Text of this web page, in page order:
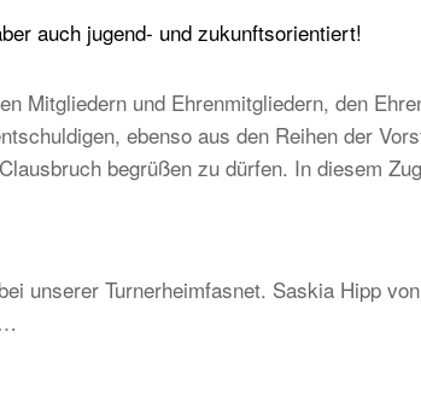
Kinder
STB
Süd
auch jugend- und zukunftsorientiert!
Mitgliedern und Ehrenmitgliedern, den
ebenso aus den Reihen der
begrüßen zu dürfen. In diesem
unserer Turnerheimfasnet. Saskia Hipp